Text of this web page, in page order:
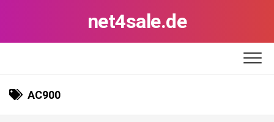
net4sale.de
AC900